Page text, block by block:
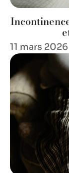
11 mars 2026